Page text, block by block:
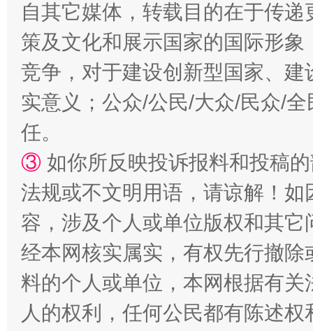
“蜀中异人”王建安的艺术幻境
自其它媒体，转载目的在于传
策及文化和展示国家的国际形
竞争，对于建设创新型国家、
实意义；公众/公民/大众/民众/
任。
③ 如你所反映投诉报料和投稿
法规或不文明用语，请谅解！
容，涉及个人或单位版权和其它
经本网核实属实，有权先行撤
料的个人或单位，本网根据有
人的权利，任何公民都有陈述